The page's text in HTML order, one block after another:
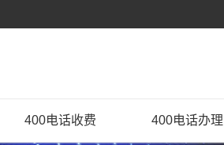
400电话收费 400电话办理